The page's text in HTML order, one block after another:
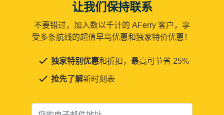
让我们保持联系
不要错过，加入数以千计的 AFerry 客户，享
受多条航线的超值早鸟优惠和独家特价优惠！
独家特别优惠和折扣，最高可节省 25%
抢先了解新时刻表